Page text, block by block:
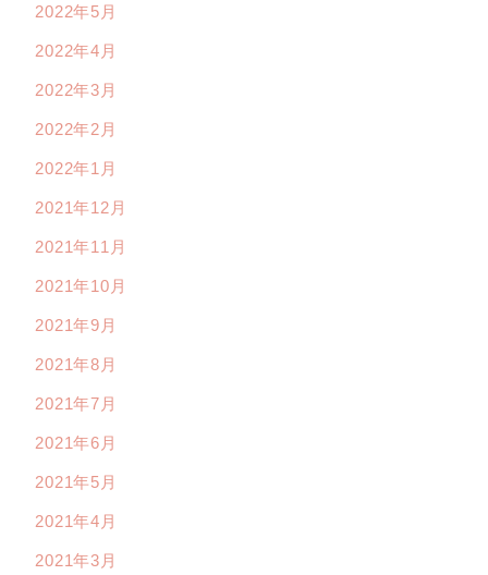
2022年5月
2022年4月
2022年3月
2022年2月
2022年1月
2021年12月
2021年11月
2021年10月
2021年9月
2021年8月
2021年7月
2021年6月
2021年5月
2021年4月
2021年3月